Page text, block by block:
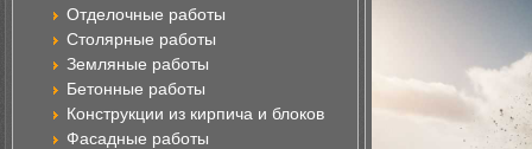
Отделочные работы
Столярные работы
Земляные работы
Бетонные работы
Конструкции из кирпича и блоков
Фасадные работы